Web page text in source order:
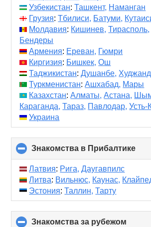
Узбекистан: Ташкент, Наманган
Грузия: Тбилиси, Батуми,
Молдавия: Кишинев, Тирасполь,
Бендеры
Армения: Ереван, Гюмри
Киргизия: Бишкек, Ош
Таджикистан: Душанбе, Худжанд
Туркменистан: Ашхабад, Мары
Казахстан: Алматы, Астана,
Караганда, Тараз, Павлодар, Усть-
Украина
Знакомства в Прибалтике
to
Латвия: Рига, Даугавпилс
Литва: Вильнюс, Каунас,
Эстония: Таллин, Тарту
Знакомства за рубежом